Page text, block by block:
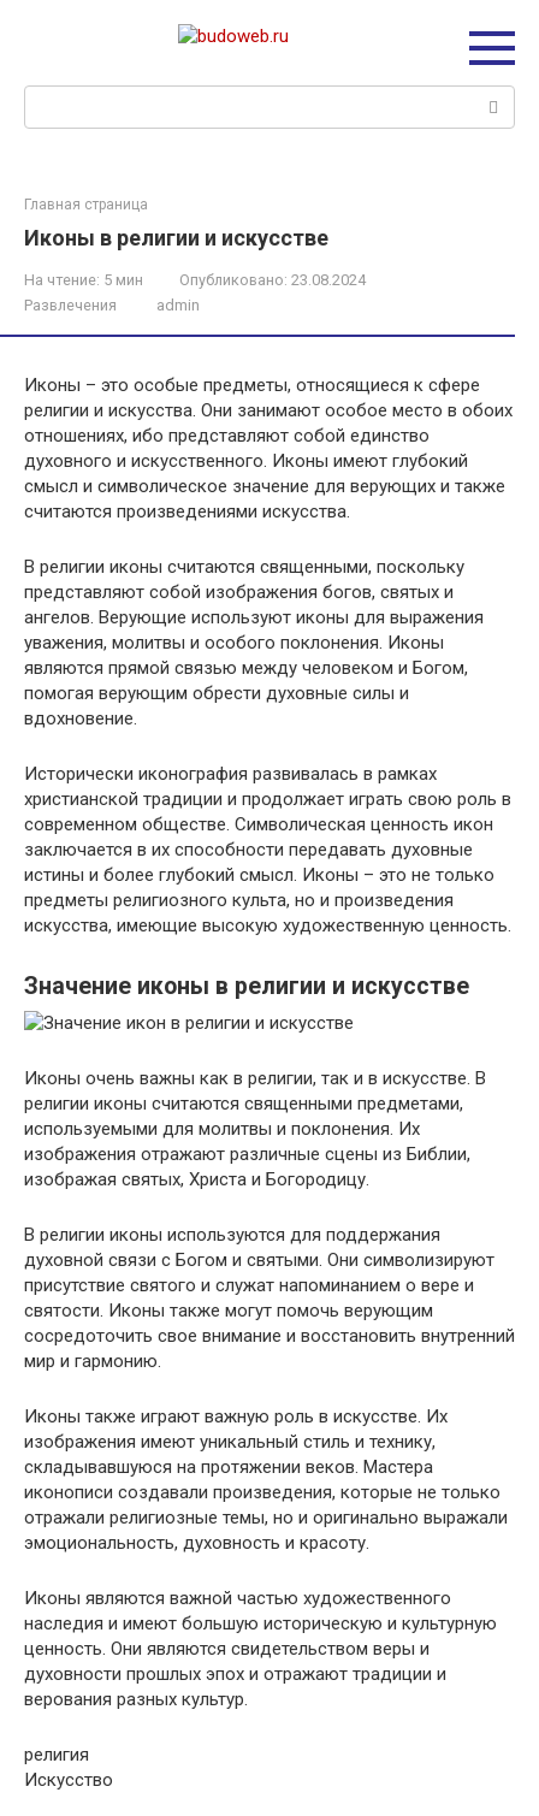
Главная страница
Иконы в религии и искусстве
На чтение: 5 мин Опубликовано: 23.08.2024
Развлечения
admin
Иконы – это особые предметы, относящиеся к сфере
религии и искусства. Они занимают особое место в обоих
отношениях, ибо представляют собой единство
духовного и искусственного. Иконы имеют глубокий
смысл и символическое значение для верующих и также
считаются произведениями искусства.
В религии иконы считаются священными, поскольку
представляют собой изображения богов, святых и
ангелов. Верующие используют иконы для выражения
уважения, молитвы и особого поклонения. Иконы
являются прямой связью между человеком и Богом,
помогая верующим обрести духовные силы и
вдохновение.
Исторически иконография развивалась в рамках
христианской традиции и продолжает играть свою роль в
современном обществе. Символическая ценность икон
заключается в их способности передавать духовные
истины и более глубокий смысл. Иконы – это не только
предметы религиозного культа, но и произведения
искусства, имеющие высокую художественную ценность.
Значение иконы в религии и искусстве
Иконы очень важны как в религии, так и в искусстве. В
религии иконы считаются священными предметами,
используемыми для молитвы и поклонения. Их
изображения отражают различные сцены из Библии,
изображая святых, Христа и Богородицу.
В религии иконы используются для поддержания
духовной связи с Богом и святыми. Они символизируют
присутствие святого и служат напоминанием о вере и
святости. Иконы также могут помочь верующим
сосредоточить свое внимание и восстановить внутренний
мир и гармонию.
Иконы также играют важную роль в искусстве. Их
изображения имеют уникальный стиль и технику,
складывавшуюся на протяжении веков. Мастера
иконописи создавали произведения, которые не только
отражали религиозные темы, но и оригинально выражали
эмоциональность, духовность и красоту.
Иконы являются важной частью художественного
наследия и имеют большую историческую и культурную
ценность. Они являются свидетельством веры и
духовности прошлых эпох и отражают традиции и
верования разных культур.
религия
Искусство